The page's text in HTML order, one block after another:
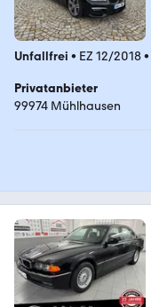
Unfallfrei • EZ 12/2018•
Privatanbieter
99974 Mühlhausen